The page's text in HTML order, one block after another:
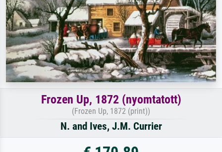
Frozen Up, 1872 (nyomtatott)
(Frozen Up, 1872 (print))
N. and Ives, J.M. Currier